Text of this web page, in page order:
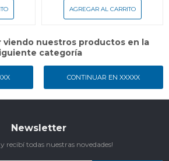
viendo nuestros productos en la
categoría
CONTINUAR EN XXXXX
Newsletter
y recibí todas nuestras novedades!